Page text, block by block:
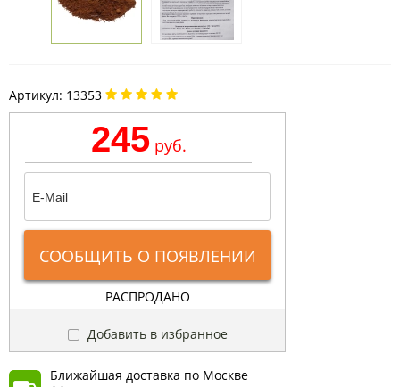
Артикул: 13353
245 руб.
СООБЩИТЬ О ПОЯВЛЕНИИ
РАСПРОДАНО
Добавить в избранное
Ближайшая доставка по Москве